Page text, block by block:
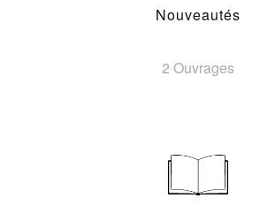
Nouveautés
2 Ouvrages